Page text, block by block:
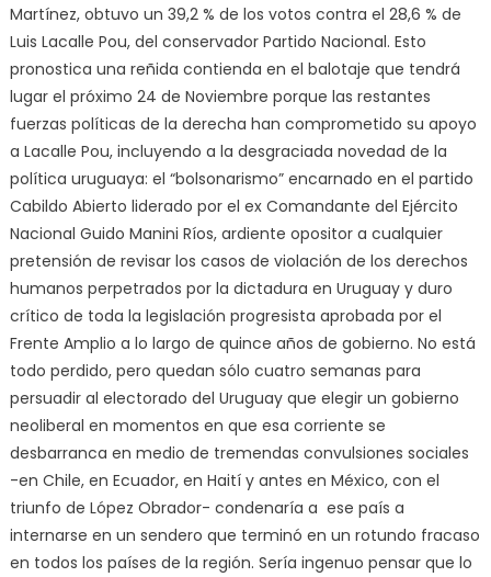
Martínez, obtuvo un 39,2 % de los votos contra el 28,6 % de
Luis Lacalle Pou, del conservador Partido Nacional. Esto
pronostica una reñida contienda en el balotaje que tendrá
lugar el próximo 24 de Noviembre porque las restantes
fuerzas políticas de la derecha han comprometido su apoyo
a Lacalle Pou, incluyendo a la desgraciada novedad de la
política uruguaya: el “bolsonarismo” encarnado en el partido
Cabildo Abierto liderado por el ex Comandante del Ejército
Nacional Guido Manini Ríos, ardiente opositor a cualquier
pretensión de revisar los casos de violación de los derechos
humanos perpetrados por la dictadura en Uruguay y duro
crítico de toda la legislación progresista aprobada por el
Frente Amplio a lo largo de quince años de gobierno. No está
todo perdido, pero quedan sólo cuatro semanas para
persuadir al electorado del Uruguay que elegir un gobierno
neoliberal en momentos en que esa corriente se
desbarranca en medio de tremendas convulsiones sociales
-en Chile, en Ecuador, en Haití y antes en México, con el
triunfo de López Obrador- condenaría a ese país a
internarse en un sendero que terminó en un rotundo fracaso
en todos los países de la región. Sería ingenuo pensar que lo